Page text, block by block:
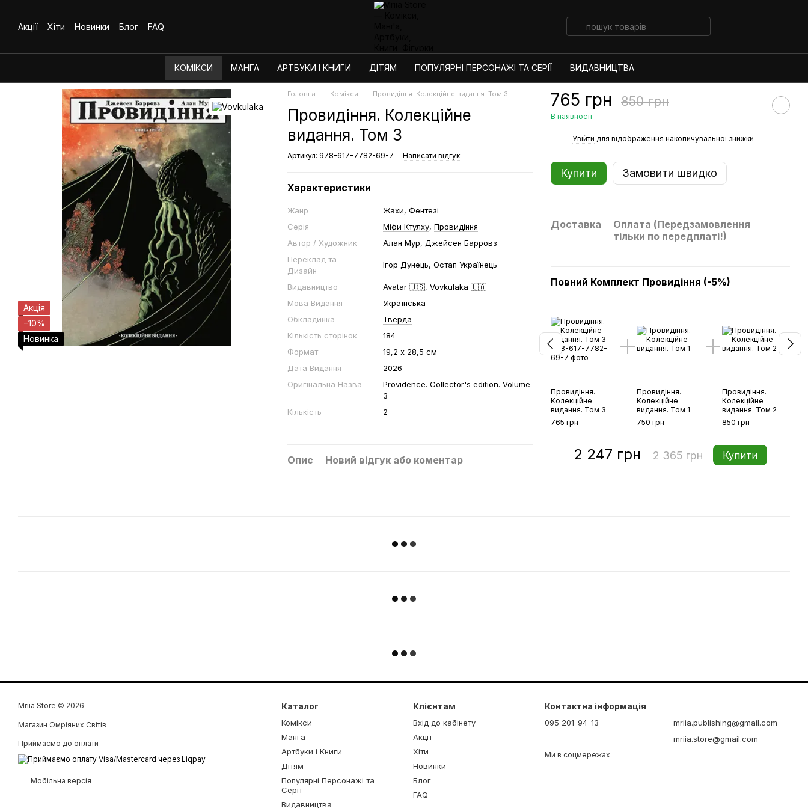
Акції
Хіти Новинки Блог FAQ
КОМІКСИ МАНГА АРТБУКИ І КНИГИ ДІТЯМ ПОПУЛЯРНІ ПЕРСОНАЖІ ТА СЕРІЇ ВИДАВНИЦТВА
Акція
−10%
Новинка
Головна Комікси Провидіння. Колекційне видання. Том 3
Провидіння. Колекційне
видання. Том 3
Артикул: 978-617-7782-69-7 Написати відгук
Характеристики
Жанр
Жахи, Фентезі
Серія
Міфи Ктулху, Провидіння
Автор / Художник
Алан Мур, Джейсен Барровз
Переклад та
Дизайн
Ігор Дунець, Остап Українець
Видавництво Avatar 🇺🇸, Vovkulaka 🇺🇦
Мова Видання
Українська
Обкладинка
Тверда
Кількість сторінок
184
Формат
19,2 х 28,5 см
Дата Видання
2026
Оригінальна Назва
Providence. Collector's edition. Volume
3
Кількість
2
Опис Новий відгук або коментар
765 грн 850 грн
В наявності
Увійти для відображення накопичувальної знижки
Купити Замовити швидко
Доставка
Оплата (Передзамовлення
тільки по передплаті!)
Повний Комплект Провидіння (-5%)
Провидіння.
Колекційне
видання. Том 3
765 грн
Провидіння.
Колекційне
видання. Том 1
750 грн
Провидіння.
Колекційне
видання. Том 2
850 грн
2 247 грн 2 365 грн Купити
Mriia Store © 2026
Магазин Омріяних Світів
Приймаємо до оплати
Мобільна версія
Каталог
Комікси
Манга
Артбуки і Книги
Дітям
Популярні Персонажі та
Серії
Видавництва
Клієнтам
Вхід до кабінету
Акції
Хіти
Новинки
Блог
FAQ
Контактна інформація
095 201-94-13
mriia.publishing@gmail.com
mriia.store@gmail.com
Ми в соцмережах